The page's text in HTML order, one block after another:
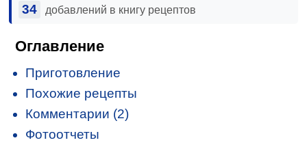
34 добавлений в книгу рецептов
Оглавление
Приготовление
Похожие рецепты
Комментарии (2)
Фотоотчеты